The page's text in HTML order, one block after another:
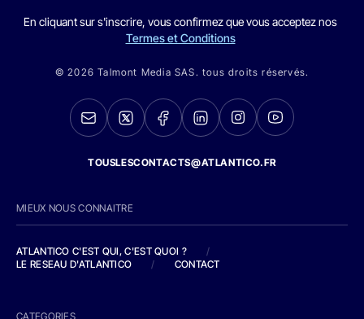
En cliquant sur s'inscrire, vous confirmez que vous acceptez nos
Termes et Conditions
© 2026 Talmont Media SAS. tous droits réservés.
TOUSLESCONTACTS@ATLANTICO.FR
MIEUX NOUS CONNAITRE
ATLANTICO C'EST QUI, C'EST QUOI ?
/
LE RESEAU D'ATLANTICO
/ CONTACT
CATEGORIES